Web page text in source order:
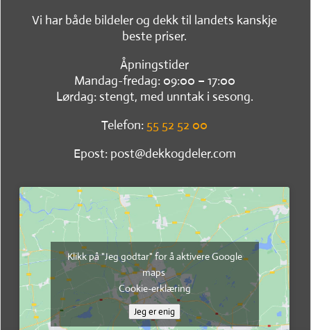
Vi har både bildeler og dekk til landets kanskje
beste priser.
Åpningstider
Mandag-fredag: 09:00 – 17:00
Lørdag: stengt, med unntak i sesong.
Telefon: 55 52 52 00
Epost: post@dekkogdeler.com
Klikk på "Jeg godtar" for å aktivere Google
maps
Cookie-erklæring
Jeg er enig